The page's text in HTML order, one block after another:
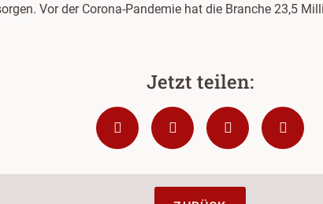
Vor der Corona-Pandemie hat die Branche 23,5